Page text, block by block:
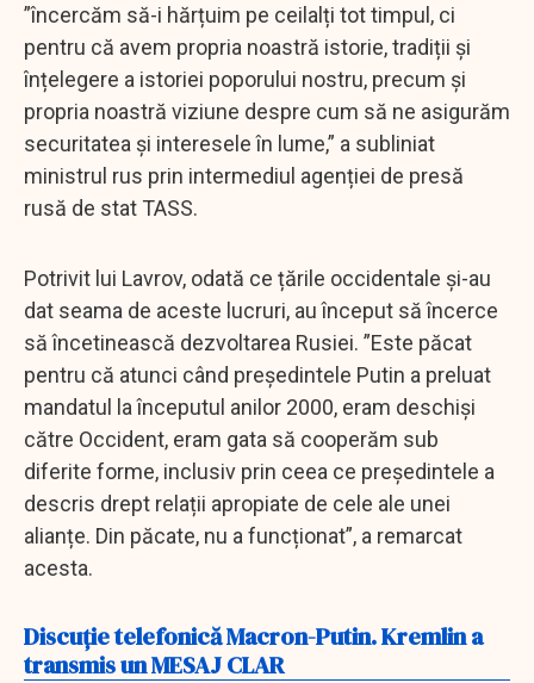
”încercăm să-i hărțuim pe ceilalți tot timpul, ci
pentru că avem propria noastră istorie, tradiții și
înțelegere a istoriei poporului nostru, precum și
propria noastră viziune despre cum să ne asigurăm
securitatea și interesele în lume,” a subliniat
ministrul rus prin intermediul agenției de presă
rusă de stat TASS.
Potrivit lui Lavrov, odată ce țările occidentale și-au
dat seama de aceste lucruri, au început să încerce
să încetinească dezvoltarea Rusiei. ”Este păcat
pentru că atunci când președintele Putin a preluat
mandatul la începutul anilor 2000, eram deschiși
către Occident, eram gata să cooperăm sub
diferite forme, inclusiv prin ceea ce președintele a
descris drept relații apropiate de cele ale unei
alianțe. Din păcate, nu a funcționat”, a remarcat
acesta.
Discuție telefonică Macron-Putin. Kremlin a
transmis un MESAJ CLAR